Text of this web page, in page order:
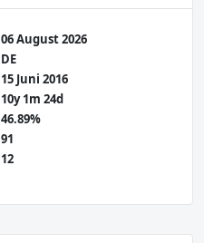
06 August 2026
DE
15 Juni 2016
10y 1m 24d
46.89%
91
12